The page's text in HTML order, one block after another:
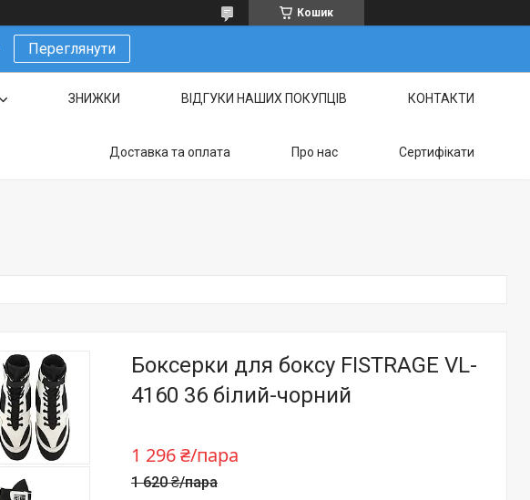
Кошик
Переглянути
ЗНИЖКИ ВІДГУКИ НАШИХ ПОКУПЦІВ КОНТАКТИ
Доставка та оплата Про нас Сертифікати
Боксерки для боксу FISTRAGE VL-
4160 36 білий-чорний
1 620 ₴/пара
1 296 ₴/пара